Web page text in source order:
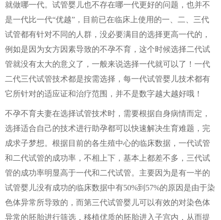
就做哪一代。试管婴儿也不存在哪一代更好的问题，也并不
是一代比一代“优越”，目前已在临床上使用的一、二、三代
试管都有针对不同的人群，没必要满目的选择更高一代的，
例如是因为女方因素导致的不孕不育，这个时候选择二代试
管就没有太大的意义了，一般来说选择一代就可以了！一代
二代三代试管技术都是按需选择，每一代试管婴儿技术都有
它所针对的适应证和治疗范围，并不是数字越大越好哦！
不孕不育夫妻在选择试管技术时，需要根据自身病情而定，
选择适合自己的技术进行助孕都可以快速解决生育难题，完
成求子梦想。根据目前的各生殖中心的临床数据，一代试管
和二代试管的成功率，不相上下，基本上都差不多，三代试
管的成功率明显高于一代和二代试管。主要因为是有一半的
试管婴儿没有成功的临床数据中有50%到57%的原因是由于染
色体异常所导致的，而第三代试管婴儿可以有效的对染色体
异常的胚胎进行筛选，移植优质的胚胎进入子宫内，从而提